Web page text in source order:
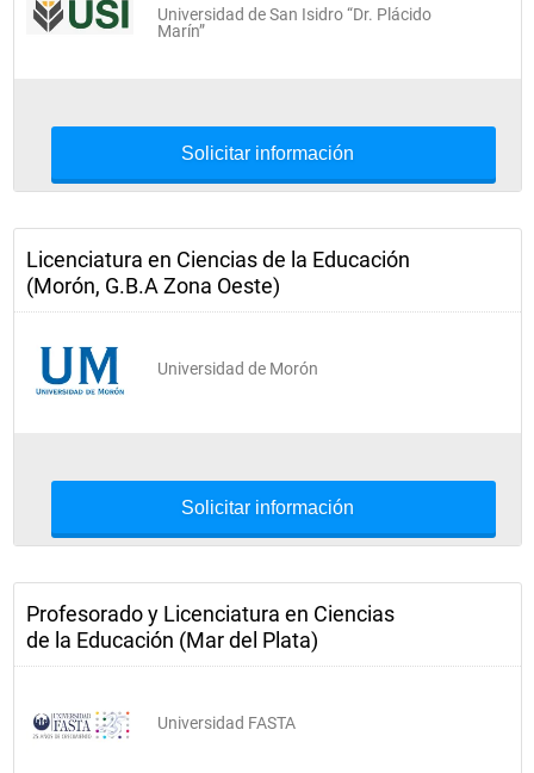
Universidad de San Isidro “Dr. Plácido
Marín”
Solicitar información
Licenciatura en Ciencias de la Educación
(Morón, G.B.A Zona Oeste)
Universidad de Morón
Solicitar información
Profesorado y Licenciatura en Ciencias
de la Educación (Mar del Plata)
Universidad FASTA